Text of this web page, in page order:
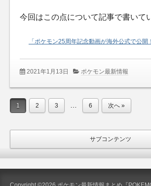
今回はこの点について記事で書いて
「ポケモン25周年記念動画が海外公式で公
2021年1月13日 ポケモン最新情報
1 2 3 6 次へ »
サブコンテンツ